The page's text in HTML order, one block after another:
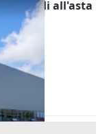
all'asta